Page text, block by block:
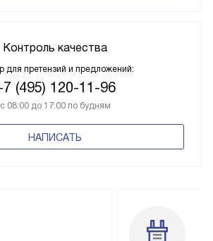
Контроль качества
для претензий и предложений:
(495) 120-11-96
с 08:00 до 17:00 по будням
НАПИСАТЬ